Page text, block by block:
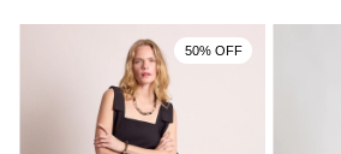
50% OFF